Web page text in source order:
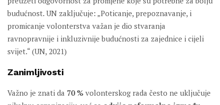
budućnost. UN zaključuje: „Poticanje, prepoznavanje, i
promicanje volonterstva važan je dio stvaranja
ravnopravnije i inkluzivnije budućnosti za zajednice i cijeli
svijet.“ (UN, 2021)
Zanimljivosti
Važno je znati da 70 % volonterskog rada često ne uključuje